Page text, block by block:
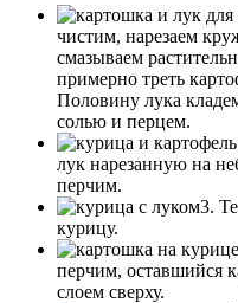
чистим, нарезаем
смазываем
примерно треть
Половину лука
солью и перцем.
лук нарезанную на
перчим.
3.
курицу.
перчим, оставшийся
слоем сверху.